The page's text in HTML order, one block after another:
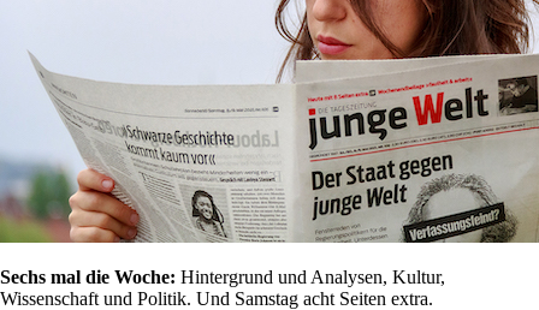
Sechs mal die Woche: Hintergrund und Analysen, Kultur,
Wissenschaft und Politik. Und Samstag acht Seiten extra.